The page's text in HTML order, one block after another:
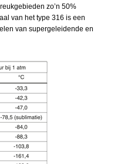
zo’n 50%
van het type 316 is een
van supergeleidende en